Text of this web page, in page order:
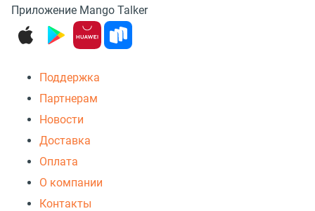
Приложение Mango Talker
Поддержка
Партнерам
Новости
Доставка
Оплата
О компании
Контакты